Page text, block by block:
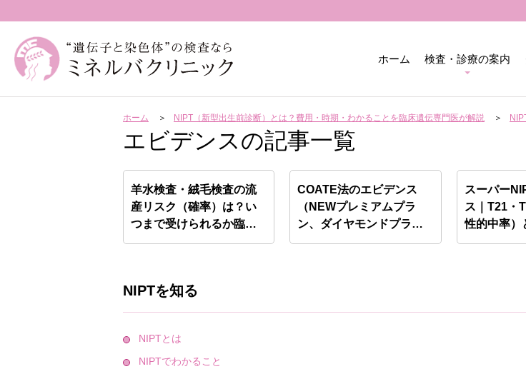
ホーム 検査・診療の案内
ホーム NIPT（新型出生前診断）とは？費用・時期・わかることを臨床遺伝専門医が解説
エビデンスの記事一覧
羊水検査・絨毛検査の流
産リスク（確率）は？い
つまで受けられるか臨床
遺伝…
COATE法のエビデンス
（NEWプレミアムプラ
ン、ダイヤモンドプラ
ン）…
スーパー
ス｜T21・
性的中率
NIPTを知る
NIPTとは
NIPTでわかること